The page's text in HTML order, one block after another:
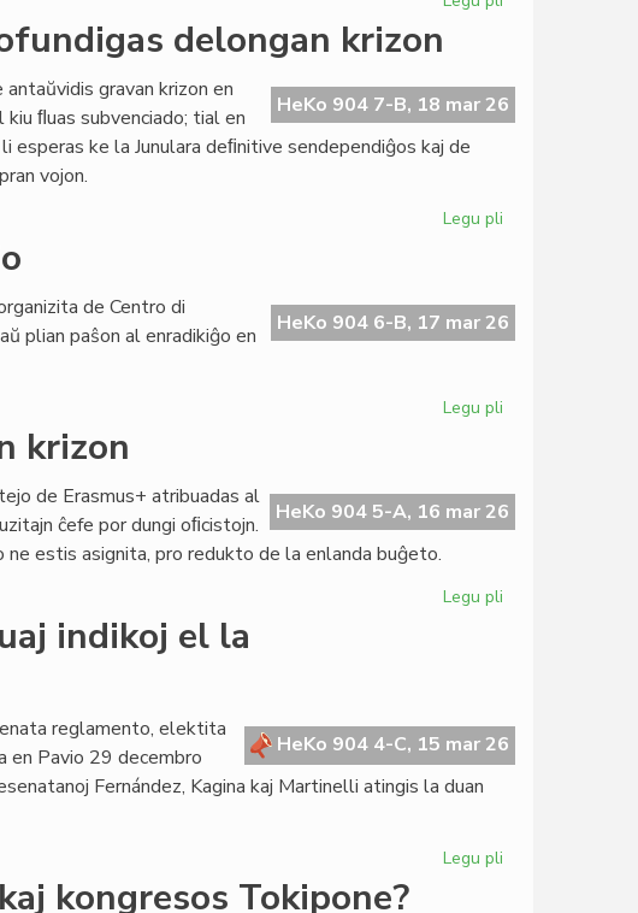
obolo
kreu
delongan krizon
HeKo 904 7-B, 18 mar 26
gravan krizon en
ﬂuas subvenciado; tial en
esperas ke la Junulara deﬁnitive sendependiĝos kaj de
vojon.
Legu pli
delongan
krizon
HeKo 904 6-B, 17 mar 26
de Centro di
plian paŝon al enradikiĝo en
Legu pli
Pavio
krizon
HeKo 904 5-A, 16 mar 26
de Erasmus+ atribuadas al
ĉefe por dungi oﬁcistojn.
estis asignita, pro redukto de la enlanda buĝeto.
Legu pli
indikoj el la
HeKo 904 4-C, 15 mar 26
reglamento, elektita
en Pavio 29 decembro
Fernández, Kagina kaj Martinelli atingis la duan
Legu pli
kongresos Tokipone?